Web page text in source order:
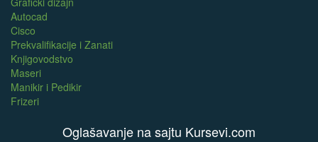
Autocad
Cisco
Prekvalifikacije i Zanati
Knjigovodstvo
Maseri
Manikir i Pedikir
Frizeri
Oglašavanje na sajtu Kursevi.com